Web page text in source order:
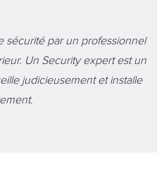
sécurité par un professionnel
Un Security expert est un
judicieusement et installe